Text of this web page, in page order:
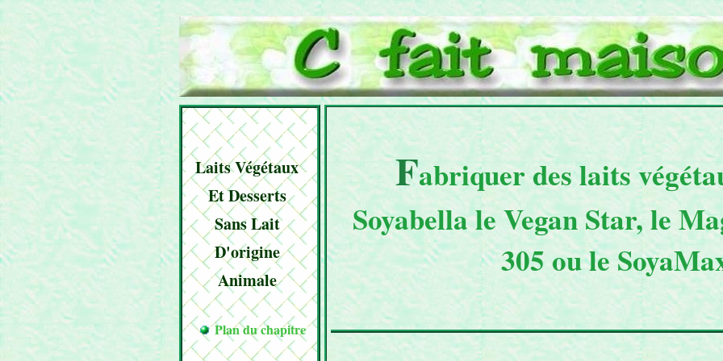
Laits Végétaux
Et Desserts
Sans Lait
D'origine
Animale
Plan du chapitre
Fabriquer des laits
Soyabella leVegan Star, le
305 ou le